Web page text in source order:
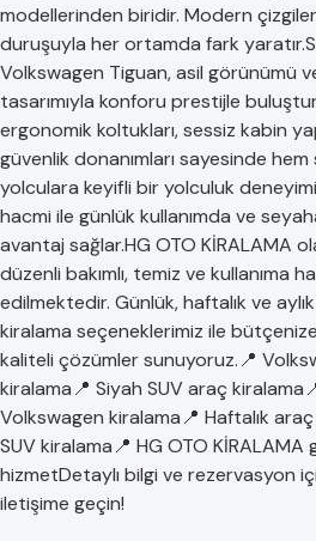
modellerinden biridir. Modern
duruşuyla her ortamda fark
Volkswagen Tiguan, asil görünümü
tasarımıyla konforu prestijle
ergonomik koltukları, sessiz kabin
güvenlik donanımları sayesinde
yolculara keyifli bir yolculuk
hacmi ile günlük kullanımda ve
avantaj sağlar.HG OTO KİRALAMA
düzenli bakımlı, temiz ve kullanıma
edilmektedir. Günlük, haftalık ve
kiralama seçeneklerimiz ile
kaliteli çözümler sunuyoruz.📍
kiralama📍 Siyah SUV araç
Volkswagen kiralama📍 Haftalık araç
SUV kiralama📍 HG OTO KİRALAMA
hizmetDetaylı bilgi ve rezervasyon
iletişime geçin!